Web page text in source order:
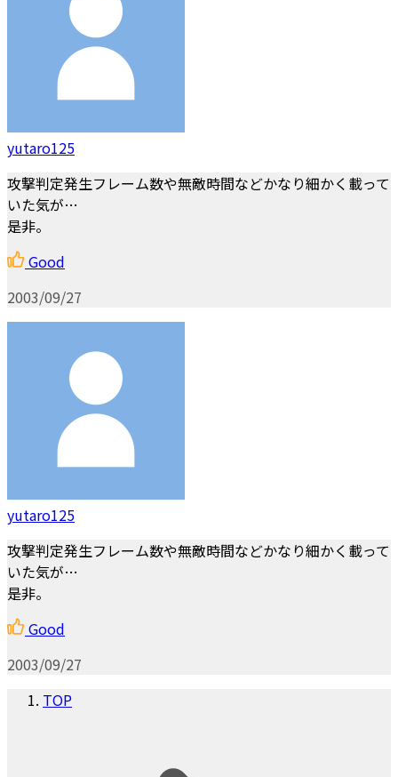
yutaro125
攻撃判定発生フレーム数や無敵時間などかなり細かく載って
いた気が…
是非。
Good
2003/09/27
yutaro125
攻撃判定発生フレーム数や無敵時間などかなり細かく載って
いた気が…
是非。
Good
2003/09/27
TOP